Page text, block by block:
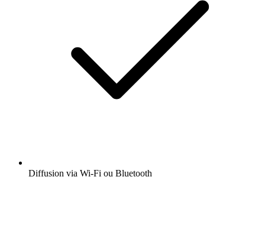
Diffusion via Wi-Fi ou Bluetooth